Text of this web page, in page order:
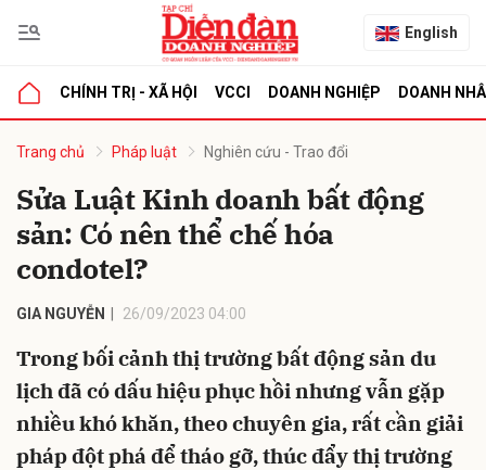
English
CHÍNH TRỊ - XÃ HỘI VCCI DOANH NGHIỆP DOANH
Trang chủ Pháp luật Nghiên cứu - Trao đổi
Sửa Luật Kinh doanh bất động
sản: Có nên thể chế hóa
condotel?
GIA NGUYỄN 26/09/2023 04:00
Trong bối cảnh thị trường bất động sản du
lịch đã có dấu hiệu phục hồi nhưng vẫn gặp
nhiều khó khăn, theo chuyên gia, rất cần giải
pháp đột phá để tháo gỡ, thúc đẩy thị trường
luận
Hủy